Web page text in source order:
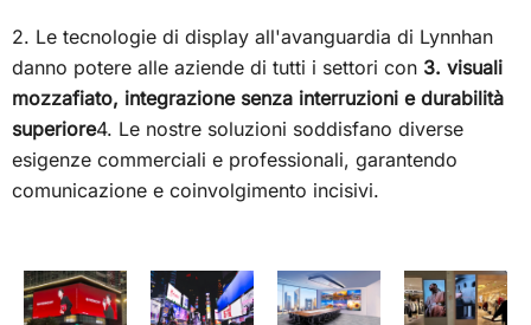
2. Le tecnologie di display all'avanguardia di Lynnhan
danno potere alle aziende di tutti i settori con 3. visuali
mozzafiato, integrazione senza interruzioni e durabilità
superiore4. Le nostre soluzioni soddisfano diverse
esigenze commerciali e professionali, garantendo
comunicazione e coinvolgimento incisivi.